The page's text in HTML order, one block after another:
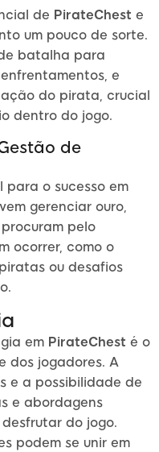
de PirateChest e
um pouco de sorte.
batalha para
e
do pirata, crucial
dentro do jogo.
de
para o sucesso em
gerenciar ouro,
pelo
ocorrer, como o
ou desafios
em PirateChest é o
dos jogadores. A
e a possibilidade de
e abordagens
do jogo.
podem se unir em